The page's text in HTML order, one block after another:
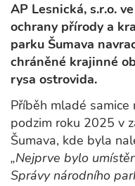
AP Lesnická, s.r.o.
ochrany přírody a
parku Šumava
chráněné krajinné
rysa ostrovida.
Příběh mladé
podzim roku 2025 v
Šumava, kde byla
„Nejprve bylo
Správy národního